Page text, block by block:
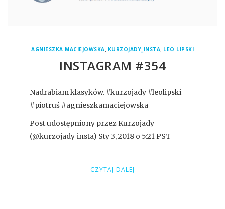
AGNIESZKA MACIEJOWSKA, KURZOJADY_INSTA, LEO LIPSKI
INSTAGRAM #354
Nadrabiam klasyków. #kurzojady #leolipski
#piotruś #agnieszkamaciejowska
Post udostępniony przez Kurzojady
(@kurzojady_insta) Sty 3, 2018 o 5:21 PST
CZYTAJ DALEJ